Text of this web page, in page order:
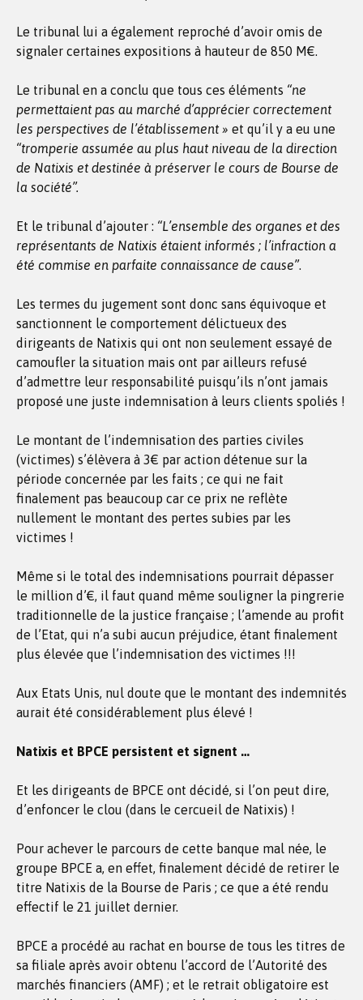
Le tribunal lui a également reproché d’avoir omis de
signaler certaines expositions à hauteur de 850 M€.
Le tribunal en a conclu que tous ces éléments “ne
permettaient pas au marché d’apprécier correctement
les perspectives de l’établissement » et qu’il y a eu une
“tromperie assumée au plus haut niveau de la direction
de Natixis et destinée à préserver le cours de Bourse de
la société”.
Et le tribunal d’ajouter : “L’ensemble des organes et des
représentants de Natixis étaient informés ; l’infraction a
été commise en parfaite connaissance de cause”.
Les termes du jugement sont donc sans équivoque et
sanctionnent le comportement délictueux des
dirigeants de Natixis qui ont non seulement essayé de
camoufler la situation mais ont par ailleurs refusé
d’admettre leur responsabilité puisqu’ils n’ont jamais
proposé une juste indemnisation à leurs clients spoliés !
Le montant de l’indemnisation des parties civiles
(victimes) s’élèvera à 3€ par action détenue sur la
période concernée par les faits ; ce qui ne fait
finalement pas beaucoup car ce prix ne reflète
nullement le montant des pertes subies par les
victimes !
Même si le total des indemnisations pourrait dépasser
le million d’€, il faut quand même souligner la pingrerie
traditionnelle de la justice française ; l’amende au profit
de l’Etat, qui n’a subi aucun préjudice, étant finalement
plus élevée que l’indemnisation des victimes !!!
Aux Etats Unis, nul doute que le montant des indemnités
aurait été considérablement plus élevé !
Natixis et BPCE persistent et signent …
Et les dirigeants de BPCE ont décidé, si l’on peut dire,
d’enfoncer le clou (dans le cercueil de Natixis) !
Pour achever le parcours de cette banque mal née, le
groupe BPCE a, en effet, finalement décidé de retirer le
titre Natixis de la Bourse de Paris ; ce que a été rendu
effectif le 21 juillet dernier.
BPCE a procédé au rachat en bourse de tous les titres de
sa filiale après avoir obtenu l’accord de l’Autorité des
marchés financiers (AMF) ; et le retrait obligatoire est